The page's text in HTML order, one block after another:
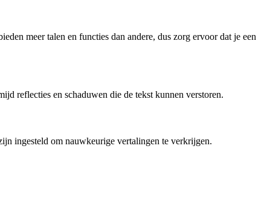
meer talen en functies dan andere, dus zorg ervoor dat je een
reflecties en schaduwen die de tekst kunnen verstoren.
ingesteld om nauwkeurige vertalingen te verkrijgen.